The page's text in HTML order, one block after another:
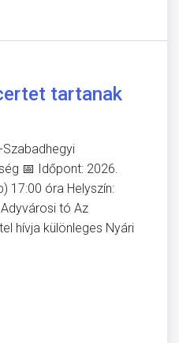
tartanak
📅 Időpont: 2026.
17:00 óra Helyszín:
tó Az
hívja különleges Nyári